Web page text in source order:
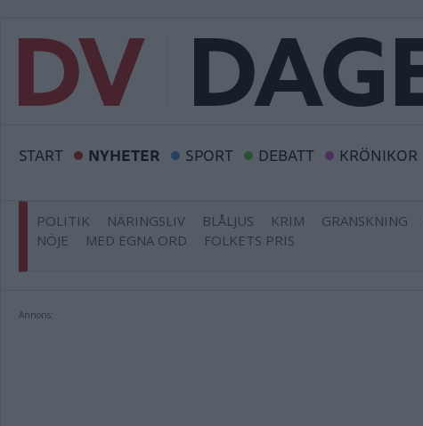
START NYHETER SPORT DEBATT KRÖNIKOR
POLITIK NÄRINGSLIV BLÅLJUS KRIM GRANSKNING
NÖJE
MED EGNA ORD FOLKETS PRIS
Annons: